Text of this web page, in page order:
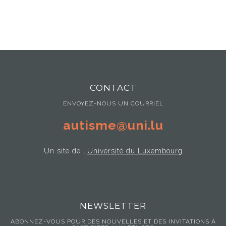
CONTACT
ENVOYEZ-NOUS UN COURRIEL
autisme@uni.lu
Un site de l’Université du Luxembourg
NEWSLETTER
ABONNEZ-VOUS POUR DES NOUVELLES ET DES INVITATIONS À